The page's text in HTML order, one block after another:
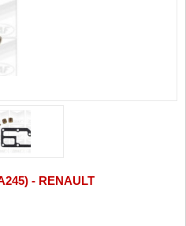
- RENAULT